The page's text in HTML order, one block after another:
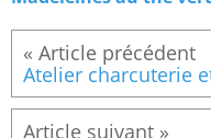
Atelier charcuterie